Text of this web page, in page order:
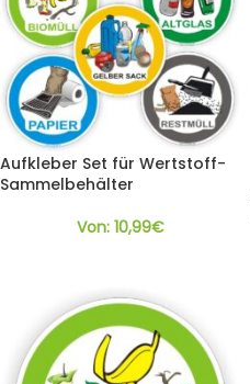
Aufkleber Set für Wertstoff-
Sammelbehälter
Von: 10,99€